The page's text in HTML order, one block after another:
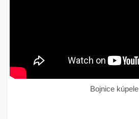
Bojnice kúpele